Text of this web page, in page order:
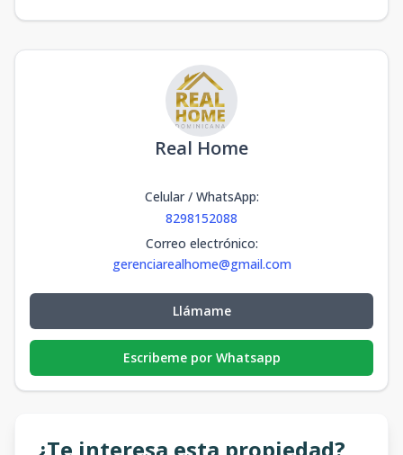
Real Home
Celular / WhatsApp:
8298152088
Correo electrónico:
gerenciarealhome@gmail.com
Llámame
Escribeme por Whatsapp